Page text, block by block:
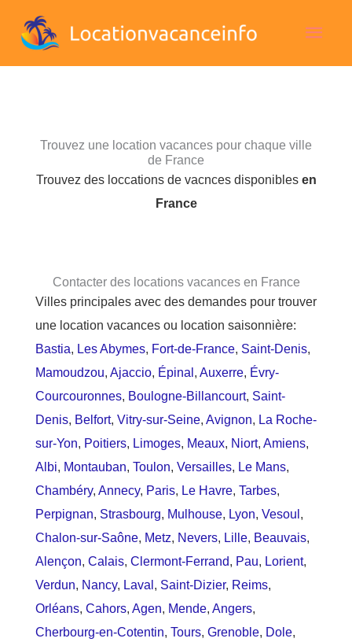
Trouvez une location vacances pour chaque ville
de France
Trouvez des loccations de vacnces disponibles en
France
Contacter des locations vacances en France
Villes principales avec des demandes pour trouver
une location vacances ou location saisonnière:
Bastia, Les Abymes, Fort-de-France, Saint-Denis,
Mamoudzou, Ajaccio, Épinal, Auxerre, Évry-
Courcouronnes, Boulogne-Billancourt, Saint-
Denis, Belfort, Vitry-sur-Seine, Avignon, La Roche-
sur-Yon, Poitiers, Limoges, Meaux, Niort, Amiens,
Albi, Montauban, Toulon, Versailles, Le Mans,
Chambéry, Annecy, Paris, Le Havre, Tarbes,
Perpignan, Strasbourg, Mulhouse, Lyon, Vesoul,
Chalon-sur-Saône, Metz, Nevers, Lille, Beauvais,
Alençon, Calais, Clermont-Ferrand, Pau, Lorient,
Verdun, Nancy, Laval, Saint-Dizier, Reims,
Orléans, Cahors, Agen, Mende, Angers,
Cherbourg-en-Cotentin, Tours, Grenoble, Dole,